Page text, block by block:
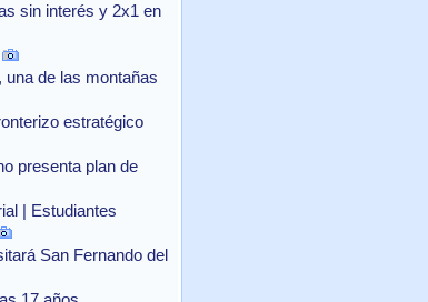
sin interés y 2x1 en
de las montañas
estratégico
presenta plan de
| Estudiantes
San Fernando del